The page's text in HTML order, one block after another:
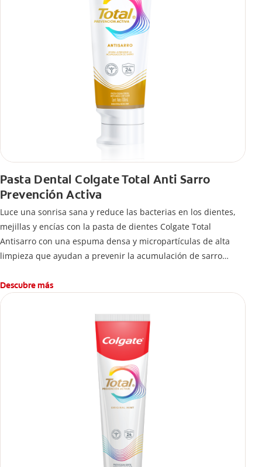
Pasta Dental Colgate Total Anti Sarro
Prevención Activa
Luce una sonrisa sana y reduce las bacterias en los dientes,
mejillas y encías con la pasta de dientes Colgate Total
Antisarro con una espuma densa y micropartículas de alta
limpieza que ayudan a prevenir la acumulación de sarro
Descubre más